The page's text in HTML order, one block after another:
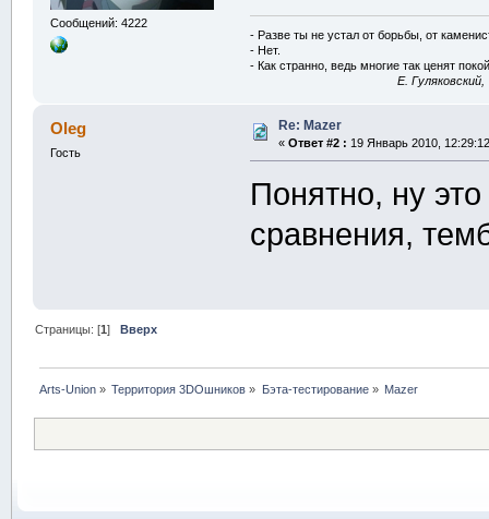
Сообщений: 4222
- Разве ты не устал от борьбы, от
- Нет.
- Как странно, ведь многие так ценят
E.
Oleg
Гость
Re: Mazer
« Ответ #2 : 19 Январь 2010,
Понятно, ну
сравнения,
Страницы: [1] Вверх
Arts-Union » Территория 3DOшников » Бэта-тестирование» Mazer